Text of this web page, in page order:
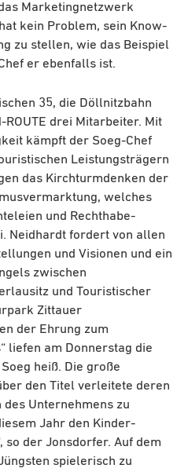
Marketingnetzwerk
hat kein Problem, sein Know-
zu stellen, wie das Beispiel
er ebenfalls ist.
35, die Döllnitzbahn
ROUTE drei Mitarbeiter. Mit
kämpft der Soeg-Chef
Leistungsträgern
das Kirchturmdenken der
welches
und Rechthabe-
Neidhardt fordert von allen
und Visionen und ein
zwischen
und Touristischer
Zittauer
der Ehrung zum
liefen am Donnerstag die
heiß. Die große
den Titel verleitete deren
des Unternehmens zu
Jahr den Kinder-
so der Jonsdorfer. Auf dem
spielerisch zu